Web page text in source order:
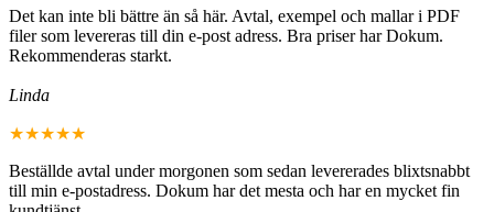
Det kan inte bli bättre än så här. Avtal, exempel och mallar i PDF
filer som levereras till din e-post adress. Bra priser har Dokum.
Rekommenderas starkt.
Linda
★★★★★
Beställde avtal under morgonen som sedan levererades blixtsnabbt
till min e-postadress. Dokum har det mesta och har en mycket fin